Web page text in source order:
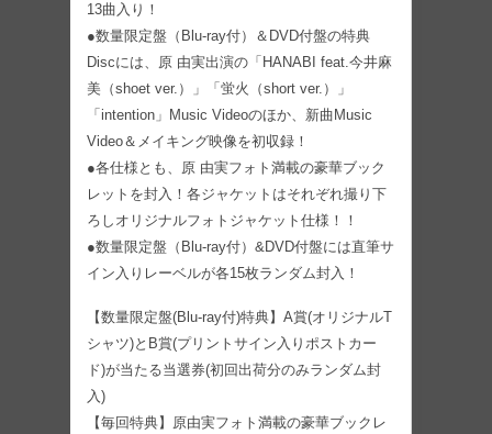
13曲入り！
●数量限定盤（Blu-ray付）＆DVD付盤の特典
Discには、原 由実出演の「HANABI feat.今井麻
美（shoet ver.）」「蛍火（short ver.）」
「intention」Music Videoのほか、新曲Music
Video＆メイキング映像を初収録！
●各仕様とも、原 由実フォト満載の豪華ブック
レットを封入！各ジャケットはそれぞれ撮り下
ろしオリジナルフォトジャケット仕様！！
●数量限定盤（Blu-ray付）&DVD付盤には直筆サ
イン入りレーベルが各15枚ランダム封入！
【数量限定盤(Blu-ray付)特典】A賞(オリジナルT
シャツ)とB賞(プリントサイン入りポストカー
ド)が当たる当選券(初回出荷分のみランダム封
入)
【毎回特典】原由実フォト満載の豪華ブックレ